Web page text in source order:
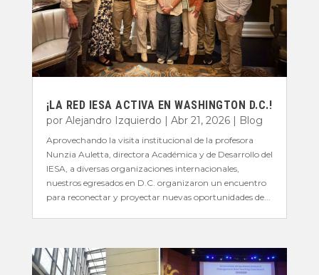
¡LA RED IESA ACTIVA EN WASHINGTON D.C.!
por Alejandro Izquierdo | Abr 21, 2026| Blog
Aprovechando la visita institucional de la profesora
Nunzia Auletta, directora Académica y de Desarrollo del
IESA, a diversas organizaciones internacionales,
nuestros egresados en D.C. organizaron un encuentro
para reconectar y proyectar nuevas oportunidades de...